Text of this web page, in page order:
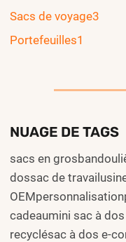
Sacs de voyage3
Portefeuilles1
NUAGE DE TAGS
sacs en
dossac de
cadeaumini sac à
recyclésac à dos e-